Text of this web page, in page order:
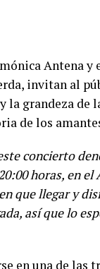
Antena y
invitan al
grandeza de
de los
concierto
horas, en
que llegar y
así que lo
en una de las